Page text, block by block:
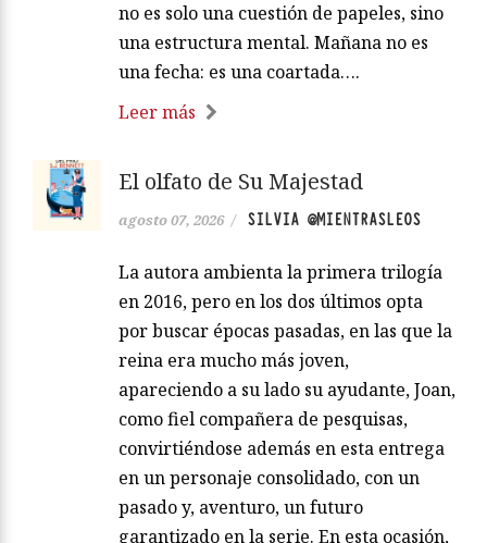
no es solo una cuestión de papeles, sino
una estructura mental. Mañana no es
una fecha: es una coartada….
Leer más
El olfato de Su Majestad
agosto 07, 2026 / SILVIA @MIENTRASLEOS
La autora ambienta la primera trilogía
en 2016, pero en los dos últimos opta
por buscar épocas pasadas, en las que la
reina era mucho más joven,
apareciendo a su lado su ayudante, Joan,
como fiel compañera de pesquisas,
convirtiéndose además en esta entrega
en un personaje consolidado, con un
pasado y, aventuro, un futuro
garantizado en la serie. En esta ocasión,